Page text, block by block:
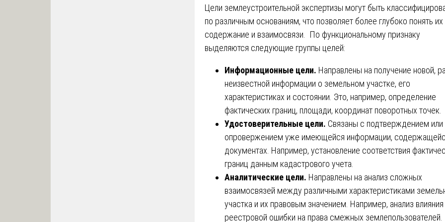
Цели землеустроительной экспертизы могут быть
по различным основаниям, что позволяет более глубоко понять их
содержание и взаимосвязи. По функциональному признаку
выделяются следующие группы целей:
Информационные цели. Направлены на получение новой,
неизвестной информации о земельном участке, его
характеристиках и состоянии. Это, например, определение
фактических границ, площади, координат поворотных точек.
Удостоверительные цели. Связаны с подтверждением или
опровержением уже имеющейся информации,
документах. Например, установление соответствия
границ данным кадастрового учета.
Аналитические цели. Направлены на анализ сложных
взаимосвязей между различными характеристиками
участка и их правовым значением. Например, анализ влияния
реестровой ошибки на права смежных землепользователей.